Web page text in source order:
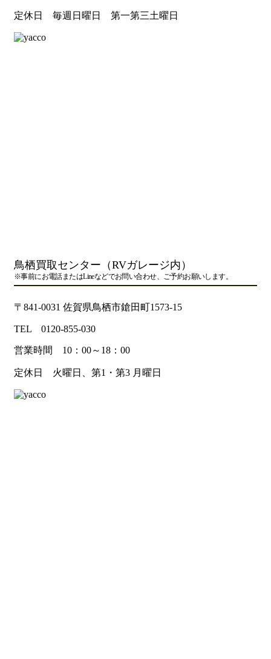
定休日 毎週日曜日 第一第三土曜日
鳥栖買取センター（RVガレージ内）
※事前にお電話またはLineなどでお問い合わせ、ご予約お願いします。
〒841-0031 佐賀県鳥栖市鎗田町1573-15
TEL 0120-855-030
営業時間 10：00～18：00
定休日 火曜日、第1・第3 月曜日